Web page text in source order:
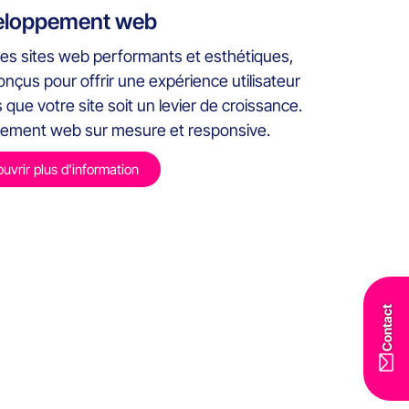
Contact
web
sites web performants et esthétiques,
pour offrir une expérience utilisateur
votre site soit un levier de croissance.
web sur mesure et responsive.
plus d'information